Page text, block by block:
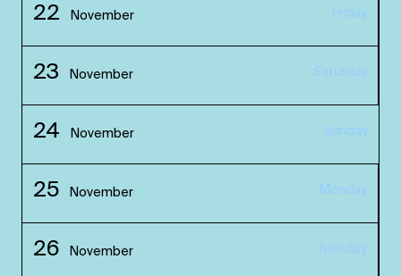
22 November Friday
23 November Saturday
24 November Sunday
25 November Monday
26 November Tuesday